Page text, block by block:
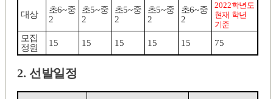
대상 초6~중
2
초5~중
2
초5~중
2
초5~중
2
초6~중
2
2022학년도
현재 학년
기준
모집
정원
15 15 15 15 15 75
2. 선발일정